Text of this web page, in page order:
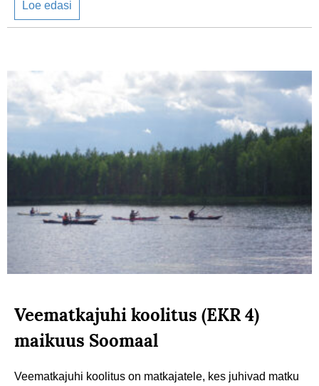
Loe edasi
Veematkajuhi koolitus (EKR 4)
maikuus Soomaal
Veematkajuhi koolitus on matkajatele, kes juhivad matku